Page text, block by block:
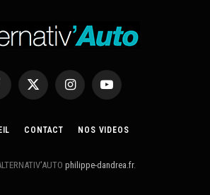
X
InstagramYouTube
CONTACT NOS VIDEOS
philippe-dandrea.fr.